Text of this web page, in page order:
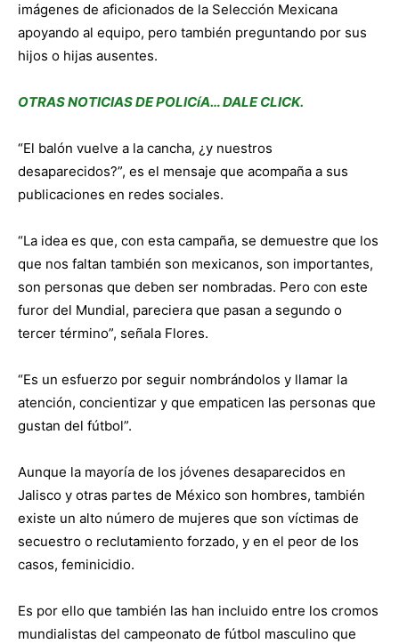
imágenes de aficionados de la Selección Mexicana
apoyando al equipo, pero también preguntando por sus
hijos o hijas ausentes.
OTRAS NOTICIAS DE POLICíA… DALE CLICK.
“El balón vuelve a la cancha, ¿y nuestros
desaparecidos?”, es el mensaje que acompaña a sus
publicaciones en redes sociales.
“La idea es que, con esta campaña, se demuestre que los
que nos faltan también son mexicanos, son importantes,
son personas que deben ser nombradas. Pero con este
furor del Mundial, pareciera que pasan a segundo o
tercer término”, señala Flores.
“Es un esfuerzo por seguir nombrándolos y llamar la
atención, concientizar y que empaticen las personas que
gustan del fútbol”.
Aunque la mayoría de los jóvenes desaparecidos en
Jalisco y otras partes de México son hombres, también
existe un alto número de mujeres que son víctimas de
secuestro o reclutamiento forzado, y en el peor de los
casos, feminicidio.
Es por ello que también las han incluido entre los cromos
mundialistas del campeonato de fútbol masculino que